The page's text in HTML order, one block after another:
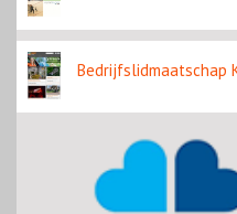
Bedrijfslidmaatschap